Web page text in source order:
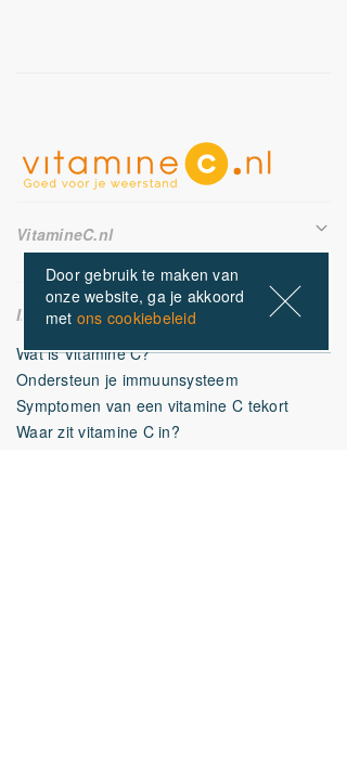
VitamineC.nl
Alle Producten
Alle Vitamine C producten
Fittergy Supplements
OrthoVitaal
B12 Vitamins
Informatie
Wat is Vitamine C?
Ondersteun je immuunsysteem
Symptomen van een vitamine C tekort
Waar zit vitamine C in?
Door gebruik te maken van
onze website, ga je akkoord
met ons cookiebeleid